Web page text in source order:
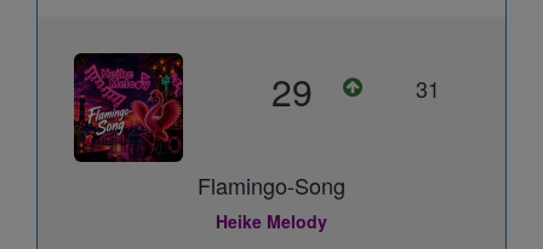
29 31
Flamingo-Song
Heike Melody